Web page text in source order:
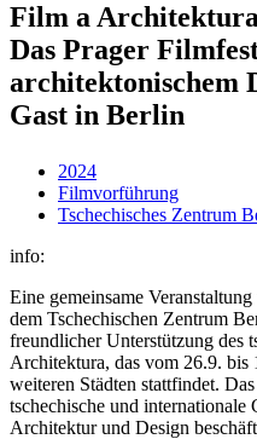
Film a Architektura
Das Prager
architektonischem
Gast in Berlin
2024
Filmvorführung
Tschechisches Zentrum
info:
Eine gemeinsame
dem Tschechischen Zentrum
freundlicher Unterstützung des
Architektura, das vom 26.9.
weiteren Städten stattfindet.
tschechische und
Architektur und Design